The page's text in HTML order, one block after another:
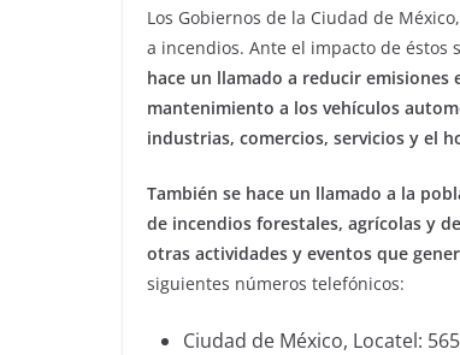
Los Gobiernos de la Ciudad de
a incendios. Ante el impacto de éstos
hace un llamado a reducir
mantenimiento a los vehículos
industrias, comercios, servicios y el
También se hace un llamado a la
de incendios forestales, agrícolas y
otras actividades y eventos que
siguientes números telefónicos:
Ciudad de México, Locatel: